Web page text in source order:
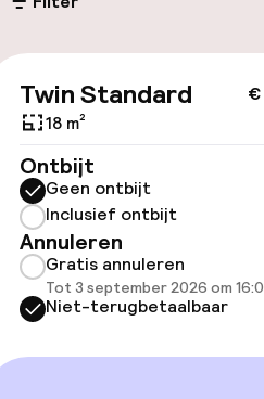
DKK 250,00 per dag
Toegankelijkheid
Overal
Kamers
Familiekamers
Aansluitende kamers
€
Twin Standard
18 m²
Ontbijt
Geen ontbijt
Inclusief ontbijt
Annuleren
Gratis annuleren
Tot 3 september 2026 om
Niet-terugbetaalbaar